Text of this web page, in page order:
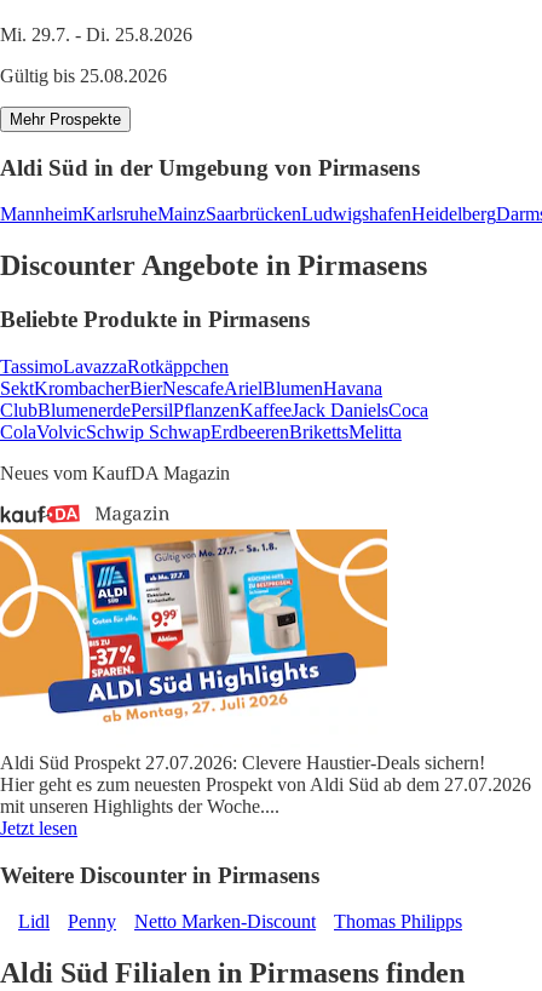
Mi. 29.7. - Di. 25.8.2026
Gültig bis 25.08.2026
Mehr Prospekte
Aldi Süd in der Umgebung von Pirmasens
MannheimKarlsruheMainzSaarbrückenLudwigshafenHeidelberg
Discounter Angebote in Pirmasens
Beliebte Produkte in Pirmasens
TassimoLavazzaRotkäppchen
SektKrombacherBierNescafeArielBlumenHavana
ClubBlumenerdePersilPflanzenKaffeeJack DanielsCoca
ColaVolvicSchwip SchwapErdbeerenBrikettsMelitta
Neues vom KaufDA Magazin
Aldi Süd Prospekt 27.07.2026: Clevere Haustier-Deals sichern!
Hier geht es zum neuesten Prospekt von Aldi Süd ab dem 27.07.2026
mit unseren Highlights der Woche....
Jetzt lesen
Weitere Discounter in Pirmasens
Lidl Penny Netto Marken-Discount Thomas Philipps
Aldi Süd Filialen in Pirmasens finden